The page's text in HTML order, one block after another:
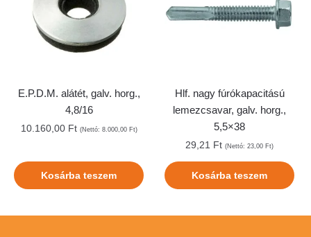
E.P.D.M. alátét, galv. horg.,
4,8/16
10.160,00 Ft (Nettó: 8.000,00 Ft)
Kosárba teszem
Hlf. nagy fúrókapacitású
lemezcsavar, galv. horg.,
5,5×38
29,21 Ft (Nettó:23,00 Ft)
Kosárba teszem